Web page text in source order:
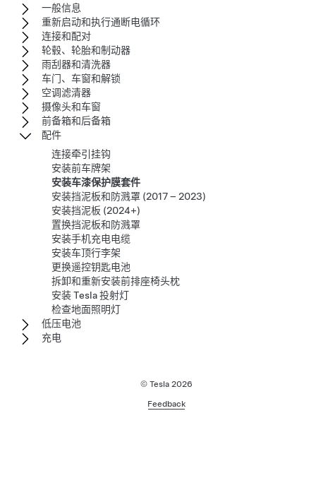
一般信息
重新启动和执行通断电循环
连接和配对
轮毂、轮胎和制动器
雨刮器和清洗器
车门、车窗和解锁
空调滤清器
摄像头和车窗
前备箱和后备箱
配件
连接牵引挂钩
安装前车牌架
安装车漆保护膜套件
安装挡泥板和防溅罩 (2017 – 2023)
安装挡泥板 (2024+)
置换挡泥板和防溅罩
安装手机充电电缆
安装车顶行李架
更换遥控钥匙电池
拆卸和重新安装前排座椅头枕
安装 Tesla 投射灯
检查地面照明灯
低压电池
充电
© Tesla 2026
Feedback